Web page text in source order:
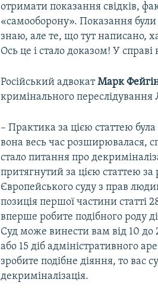
отримати показання свідків,
«самооборону». Показання
знаю, але те, що тут написано,
Ось це і стало доказом! У справі
Російський адвокатМарк
кримінального переслідування
– Практика за цією статтею
вона весь час розширювалася,
стало питання про
притягнутий за цією статтею
Європейського суду з прав
позиція першої частини статті
вперше робите подібного роду
Суд може винести вам від 10
або 15 діб адміністративного
зробите подібне діяння, то вас
декриміналізація.